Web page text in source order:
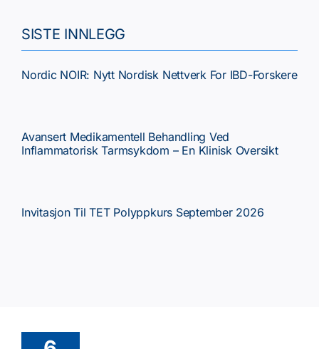
SISTE INNLEGG
Nordic NOIR: Nytt Nordisk Nettverk For IBD-Forskere
Avansert Medikamentell Behandling Ved
Inflammatorisk Tarmsykdom – En Klinisk Oversikt
Invitasjon Til TET Polyppkurs September 2026